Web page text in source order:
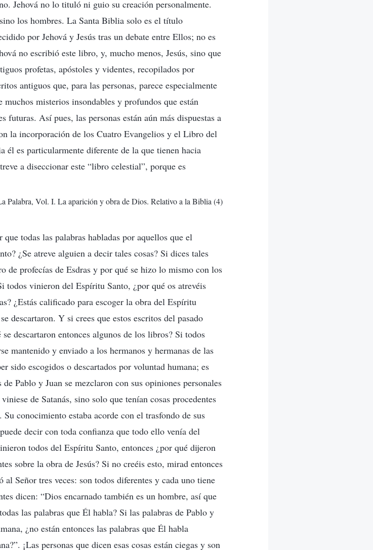
Jehová no lo tituló ni guio su creación personalmente.
los hombres. La Santa Biblia solo es el título
por Jehová y Jesús tras un debate entre Ellos; no es
no escribió este libro, y, mucho menos, Jesús, sino que
profetas, apóstoles y videntes, recopilados por
antiguos que, para las personas, parece especialmente
misterios insondables y profundos que están
futuras. Así pues, las personas están aún más dispuestas a
la incorporación de los Cuatro Evangelios y el Libro del
él es particularmente diferente de la que tienen hacia
a diseccionar este “libro celestial”, porque es
Palabra, Vol. I. La aparición y obra de Dios. Relativo a la Biblia (4)
todas las palabras habladas por aquellos que el
¿Se atreve alguien a decir tales cosas? Si dices tales
de profecías de Esdras y por qué se hizo lo mismo con los
todos vinieron del Espíritu Santo, ¿por qué os atrevéis
¿Estás calificado para escoger la obra del Espíritu
descartaron. Y si crees que estos escritos del pasado
descartaron entonces algunos de los libros? Si todos
mantenido y enviado a los hermanos y hermanas de las
sido escogidos o descartados por voluntad humana; es
Pablo y Juan se mezclaron con sus opiniones personales
de Satanás, sino solo que tenían cosas procedentes
conocimiento estaba acorde con el trasfondo de sus
decir con toda confianza que todo ello venía del
todos del Espíritu Santo, entonces ¿por qué dijeron
sobre la obra de Jesús? Si no creéis esto, mirad entonces
Señor tres veces: son todos diferentes y cada uno tiene
dicen: “Dios encarnado también es un hombre, así que
las palabras que Él habla? Si las palabras de Pablo y
¿no están entonces las palabras que Él habla
¡Las personas que dicen esas cosas están ciegas y son